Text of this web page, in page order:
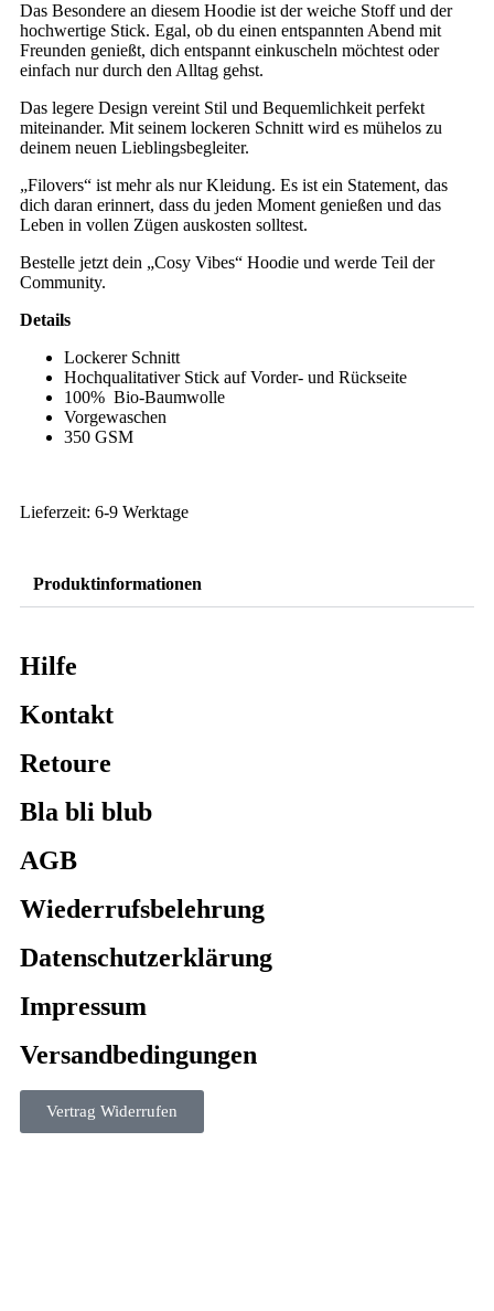
Das Besondere an diesem Hoodie ist der weiche Stoff und der
hochwertige Stick. Egal, ob du einen entspannten Abend mit
Freunden genießt, dich entspannt einkuscheln möchtest oder
einfach nur durch den Alltag gehst.
Das legere Design vereint Stil und Bequemlichkeit perfekt
miteinander. Mit seinem lockeren Schnitt wird es mühelos zu
deinem neuen Lieblingsbegleiter.
„Filovers“ ist mehr als nur Kleidung. Es ist ein Statement, das
dich daran erinnert, dass du jeden Moment genießen und das
Leben in vollen Zügen auskosten solltest.
Bestelle jetzt dein „Cosy Vibes“ Hoodie und werde Teil der
Community.
Details
Lockerer Schnitt
Hochqualitativer Stick auf Vorder- und Rückseite
100% Bio-Baumwolle
Vorgewaschen
350 GSM
Lieferzeit: 6-9 Werktage
Produktinformationen
Hilfe
Kontakt
Retoure
Bla bli blub
AGB
Wiederrufsbelehrung
Datenschutzerklärung
Impressum
Versandbedingungen
Vertrag Widerrufen